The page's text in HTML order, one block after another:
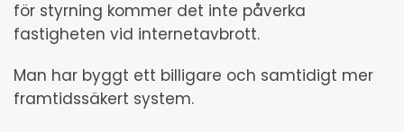
för styrning kommer det inte påverka
fastigheten vid internetavbrott.
Man har byggt ett billigare och samtidigt mer
framtidssäkert system.